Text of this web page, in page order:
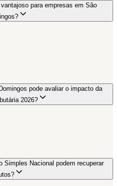
para empresas em São
pode avaliar o impacto da
2026?
Simples Nacional podem recuperar